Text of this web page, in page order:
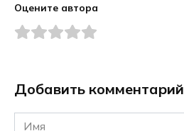
Оцените автора
Добавить комментарий
Имя